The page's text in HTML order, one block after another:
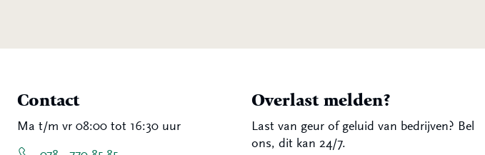
Contact
Ma t/m vr 08:00 tot 16:30 uur
Overlast melden?
Last van geur of geluid van bedrijven? Bel
ons, dit kan 24/7.